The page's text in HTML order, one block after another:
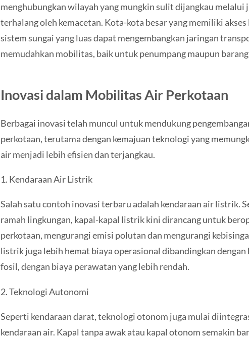
menghubungkan wilayah yang mungkin sulit dijangkau melalui
terhalang oleh kemacetan. Kota-kota besar yang memiliki
sistem sungai yang luas dapat mengembangkan jaringan
memudahkan mobilitas, baik untuk penumpang maupun
Inovasi dalam Mobilitas Air Perkotaan
Berbagai inovasi telah muncul untuk mendukung
perkotaan, terutama dengan kemajuan teknologi yang
air menjadi lebih efisien dan terjangkau.
1. Kendaraan Air Listrik
Salah satu contoh inovasi terbaru adalah kendaraan air listrik.
ramah lingkungan, kapal-kapal listrik kini dirancang untuk
perkotaan, mengurangi emisi polutan dan mengurangi
listrik juga lebih hemat biaya operasional dibandingkan dengan
fosil, dengan biaya perawatan yang lebih rendah.
2. Teknologi Autonomi
Seperti kendaraan darat, teknologi otonom juga mulai
kendaraan air. Kapal tanpa awak atau kapal otonom semakin